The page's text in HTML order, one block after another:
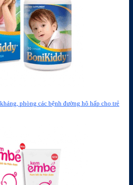
phòng các bệnh đường hô hấp cho trẻ